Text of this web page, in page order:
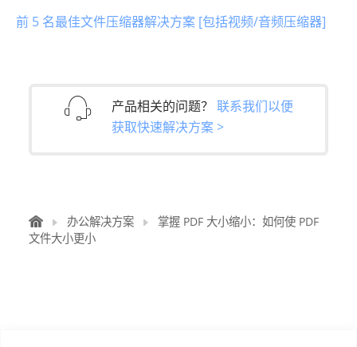
前 5 名最佳文件压缩器解决方案 [包括视频/音频压缩器]
产品相关的问题？ 联系我们以便
获取快速解决方案 >
办公解决方案
掌握 PDF 大小缩小：如何使 PDF
文件大小更小